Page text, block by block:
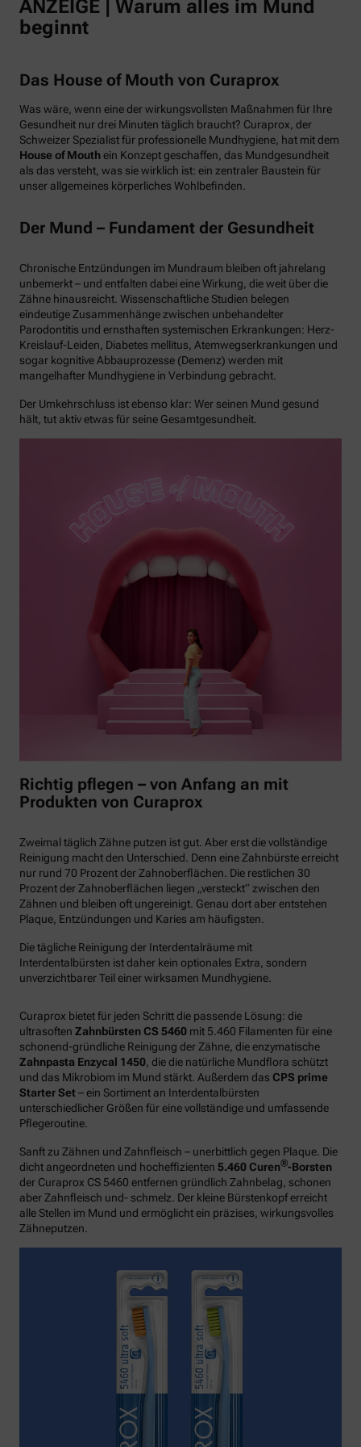
ANZEIGE | Warum alles im Mund
beginnt
Das House of Mouth von Curaprox
Was wäre, wenn eine der wirkungsvollsten Maßnahmen für Ihre
Gesundheit nur drei Minuten täglich braucht? Curaprox, der
Schweizer Spezialist für professionelle Mundhygiene, hat mit dem
House of Mouthein Konzept geschaffen, das Mundgesundheit
als das versteht, was sie wirklich ist: ein zentraler Baustein für
unser allgemeines körperliches Wohlbefinden.
Der Mund – Fundament der Gesundheit
Chronische Entzündungen im Mundraum bleiben oft jahrelang
unbemerkt – und entfalten dabei eine Wirkung, die weit über die
Zähne hinausreicht. Wissenschaftliche Studien belegen
eindeutige Zusammenhänge zwischen unbehandelter
Parodontitis und ernsthaften systemischen Erkrankungen: Herz-
Kreislauf-Leiden, Diabetes mellitus, Atemwegserkrankungen und
sogar kognitive Abbauprozesse (Demenz) werden mit
mangelhafter Mundhygiene in Verbindung gebracht.
Der Umkehrschluss ist ebenso klar: Wer seinen Mund gesund
hält, tut aktiv etwas für seine Gesamtgesundheit.
Richtig pflegen – von Anfang an mit
Produkten von Curaprox
Zweimal täglich Zähne putzen ist gut. Aber erst die vollständige
Reinigung macht den Unterschied. Denn eine Zahnbürste erreicht
nur rund 70 Prozent der Zahnoberflächen. Die restlichen 30
Prozent der Zahnoberflächen liegen „versteckt“ zwischen den
Zähnen und bleiben oft ungereinigt. Genau dort aber entstehen
Plaque, Entzündungen und Karies am häufigsten.
Die tägliche Reinigung der Interdentalräume mit
Interdentalbürsten ist daher kein optionales Extra, sondern
unverzichtbarer Teil einer wirksamen Mundhygiene.
Curaprox bietet für jeden Schritt die passende Lösung: die
ultrasoften Zahnbürsten CS 5460 mit 5.460 Filamenten für eine
schonend-gründliche Reinigung der Zähne, die enzymatische
Zahnpasta Enzycal 1450, die die natürliche Mundflora schützt
und das Mikrobiom im Mund stärkt. Außerdem das CPS prime
Starter Set– ein Sortiment an Interdentalbürsten
unterschiedlicher Größen für eine vollständige und umfassende
Pflegeroutine.
Sanft zu Zähnen und Zahnfleisch – unerbittlich gegen Plaque. Die
dicht angeordneten und hocheffizienten 5.460 Curen®-Borsten
der Curaprox CS 5460 entfernen gründlich Zahnbelag, schonen
aber Zahnfleisch und- schmelz. Der kleine Bürstenkopf erreicht
alle Stellen im Mund und ermöglicht ein präzises, wirkungsvolles
Zähneputzen.